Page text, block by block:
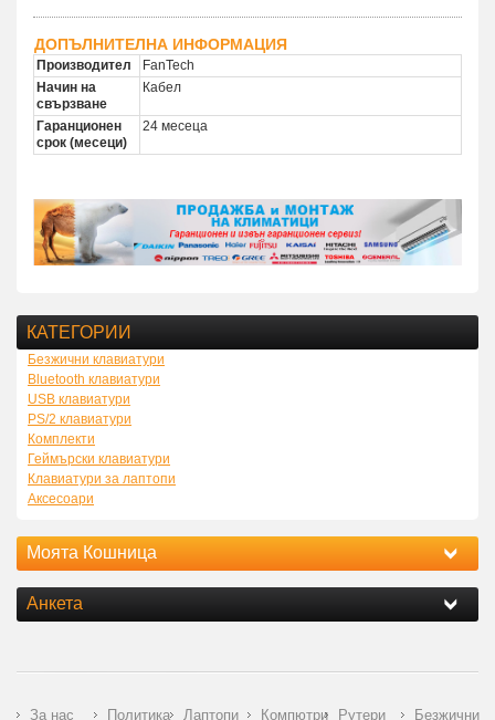
ДОПЪЛНИТЕЛНА ИНФОРМАЦИЯ
Производител
FanTech
Начин на
свързване
Кабел
Гаранционен
срок (месеци)
24 месеца
КАТЕГОРИИ
Безжични клавиатури
Bluetooth клавиатури
USB клавиатури
PS/2 клавиатури
Комплекти
Геймърски клавиатури
Клавиатури за лаптопи
Аксесоари
Моята Кошница
Анкета
За нас Политика Лаптопи Компютри Рутери Безжични